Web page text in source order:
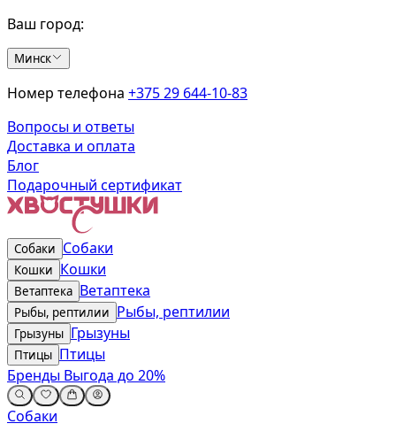
Ваш город:
Минск
Номер телефона +375 29 644-10-83
Вопросы и ответы
Доставка и оплата
Блог
Подарочный сертификат
Собаки Собаки
Кошки Кошки
Ветаптека Ветаптека
Рыбы, рептилии Рыбы, рептилии
Грызуны Грызуны
Птицы Птицы
Бренды Выгода до 20%
Собаки